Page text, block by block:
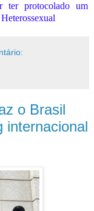
ter protocolado um
o Brasil
internacional